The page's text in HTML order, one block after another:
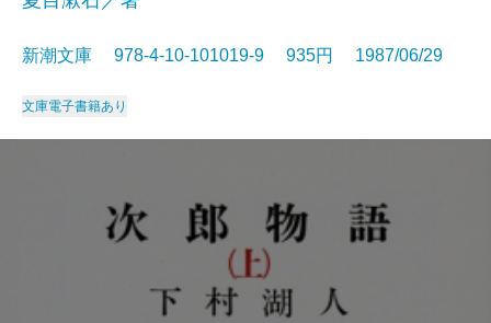
新潮文庫 978-4-10-101019-9 935円 1987/06/29
文庫電子書籍あり